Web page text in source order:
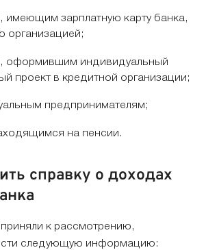
имеющим зарплатную карту банка,
организацией;
оформившим индивидуальный
проект в кредитной организации;
предпринимателям;
на пенсии.
справку о доходах
к рассмотрению,
следующую информацию: